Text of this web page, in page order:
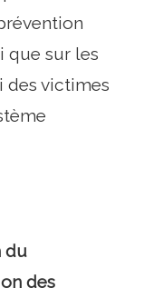
que sur les
des victimes
du
des